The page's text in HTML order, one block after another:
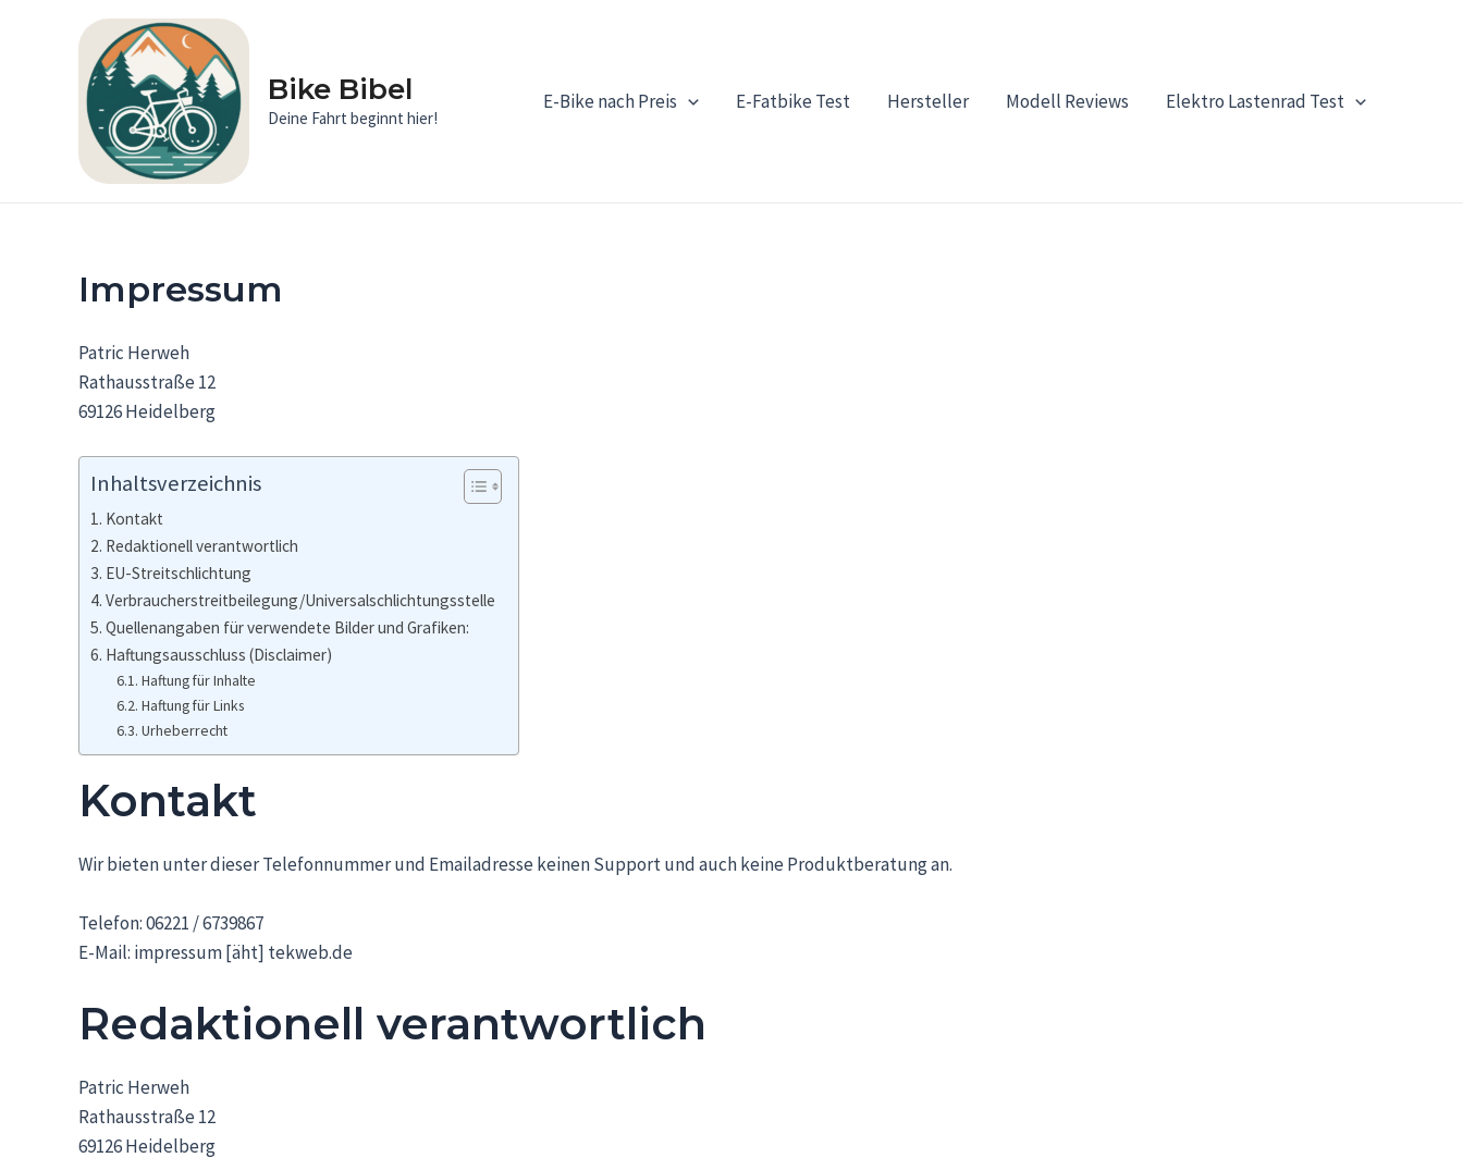
Bike Bibel
Deine Fahrt beginnt hier!
E-Bike nach Preis E-Fatbike Test Hersteller Modell Reviews Elektro Lastenrad Test
Impressum
Patric Herweh
Rathausstraße 12
69126 Heidelberg
Inhaltsverzeichnis
Kontakt
Redaktionell verantwortlich
EU-Streitschlichtung
Verbraucher­streit­beilegung/Universal­schlichtungs­stelle
Quellenangaben für verwendete Bilder und Grafiken:
Haftungsausschluss (Disclaimer)
Haftung für Inhalte
Haftung für Links
Urheberrecht
Kontakt
Wir bieten unter dieser Telefonnummer und Emailadresse keinen Support und auch keine Produktberatung an.
Telefon: 06221 / 6739867
E-Mail: impressum [äht] tekweb.de
Redaktionell verantwortlich
Patric Herweh
Rathausstraße 12
69126 Heidelberg